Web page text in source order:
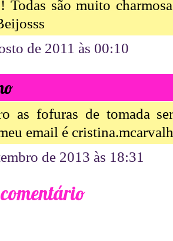
Todas são muito
de 2011 às 00:10
as fofuras de tomada
email é
de 2013 às 18:31